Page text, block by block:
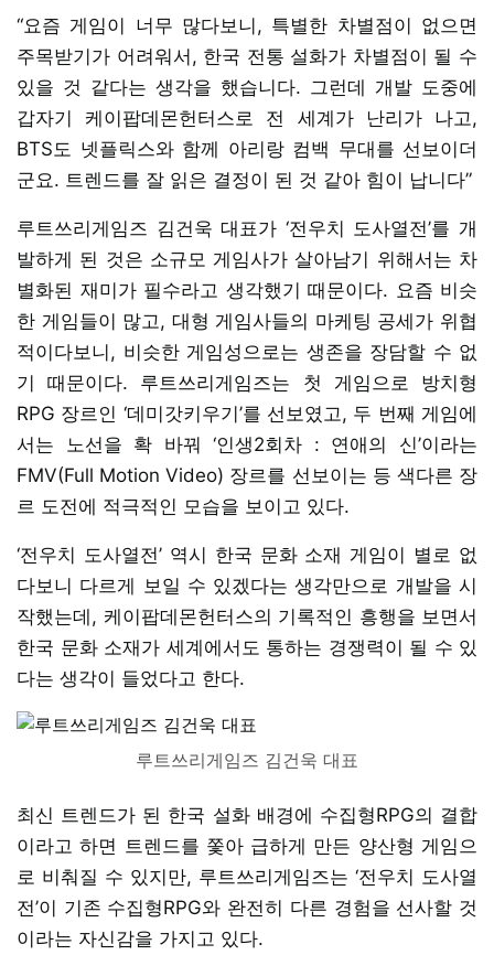
“요즘 게임이 너무 많다보니, 특별한 차별점이 없으면
주목받기가 어려워서, 한국 전통 설화가 차별점이 될 수
있을 것 같다는 생각을 했습니다. 그런데 개발 도중에
갑자기 케이팝데몬헌터스로 전 세계가 난리가 나고,
BTS도 넷플릭스와 함께 아리랑 컴백 무대를 선보이더
군요. 트렌드를 잘 읽은 결정이 된 것 같아 힘이 납니다”
루트쓰리게임즈 김건욱 대표가 ‘전우치 도사열전’를 개
발하게 된 것은 소규모 게임사가 살아남기 위해서는 차
별화된 재미가 필수라고 생각했기 때문이다. 요즘 비슷
한 게임들이 많고, 대형 게임사들의 마케팅 공세가 위협
적이다보니, 비슷한 게임성으로는 생존을 장담할 수 없
기 때문이다. 루트쓰리게임즈는 첫 게임으로 방치형
RPG 장르인 ‘데미갓키우기’를 선보였고, 두 번째 게임에
서는 노선을 확 바꿔 ‘인생2회차 : 연애의 신’이라는
FMV(Full Motion Video) 장르를 선보이는 등 색다른 장
르 도전에 적극적인 모습을 보이고 있다.
‘전우치 도사열전’ 역시 한국 문화 소재 게임이 별로 없
다보니 다르게 보일 수 있겠다는 생각만으로 개발을 시
작했는데, 케이팝데몬헌터스의 기록적인 흥행을 보면서
한국 문화 소재가 세계에서도 통하는 경쟁력이 될 수 있
다는 생각이 들었다고 한다.
루트쓰리게임즈 김건욱 대표
최신 트렌드가 된 한국 설화 배경에 수집형RPG의 결합
이라고 하면 트렌드를 쫓아 급하게 만든 양산형 게임으
로 비춰질 수 있지만, 루트쓰리게임즈는 ‘전우치 도사열
전’이 기존 수집형RPG와 완전히 다른 경험을 선사할 것
이라는 자신감을 가지고 있다.